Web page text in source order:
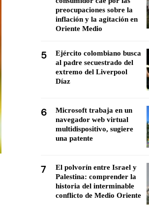
preocupaciones sobre la
inflación y la agitación en
Oriente Medio
5
Ejército colombiano busca
al padre secuestrado del
extremo del Liverpool
Díaz
6
Microsoft trabaja en un
navegador web virtual
multidispositivo, sugiere
una patente
7
El polvorín entre Israel y
Palestina: comprender la
historia del interminable
conflicto de Medio Oriente